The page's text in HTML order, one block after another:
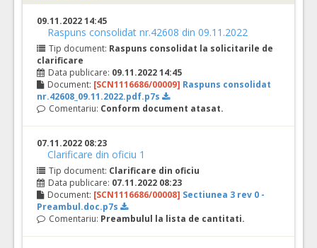
09.11.2022 14:45
Raspuns consolidat nr.42608 din 09.11.2022
Tip document: Raspuns consolidat la solicitarile de
clarificare
Data publicare: 09.11.2022 14:45
Document: [SCN1116686/00009] Raspuns consolidat
nr.42608_09.11.2022.pdf.p7s
Comentariu: Conform document atasat.
07.11.2022 08:23
Clarificare din oficiu 1
Tip document: Clarificare din oficiu
Data publicare: 07.11.2022 08:23
Document: [SCN1116686/00008] Sectiunea 3 rev 0 -
Preambul.doc.p7s
Comentariu: Preambulul la lista de cantitati.